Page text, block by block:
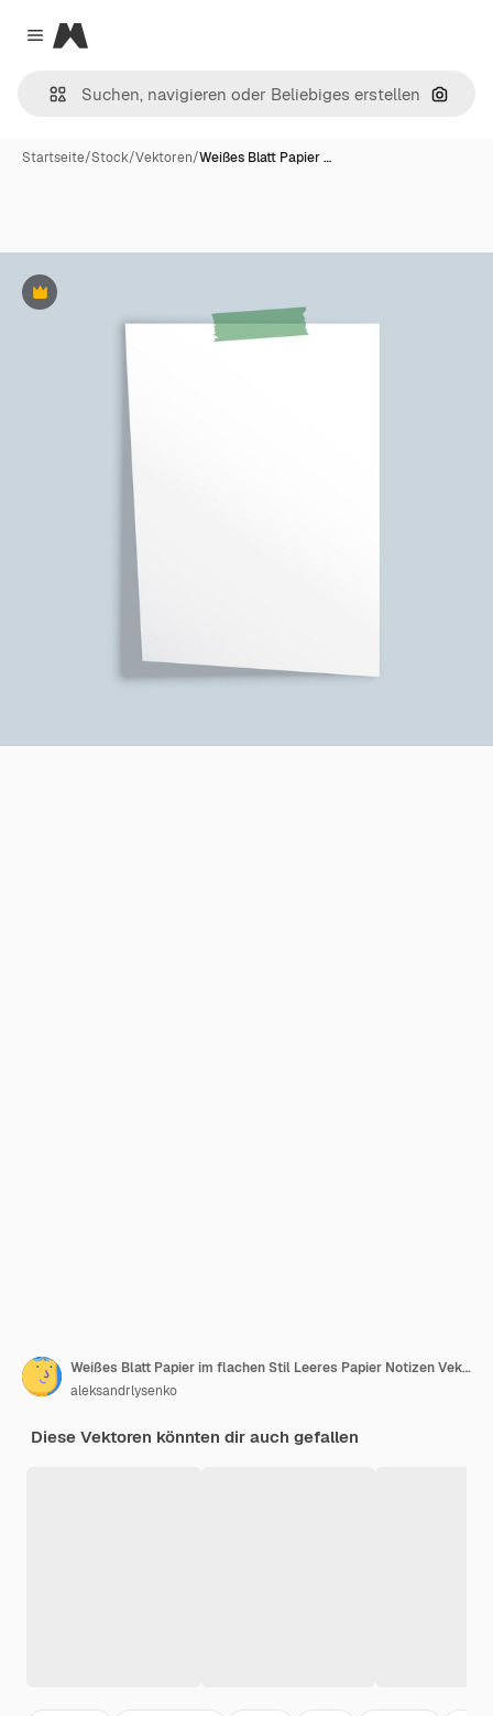
Close menu
Magnific
Nach
Startseite/Stock/Vektoren/Weißes Blatt Papier …
Premium
Weißes Blatt Papier im flachen Stil Leeres Papier Notizen Vektorillustration auf isolierter Hintergrund Leer Dokument Schild Geschäftskonzept
aleksandrlysenko
Diese Vektoren könnten dir auch gefallen